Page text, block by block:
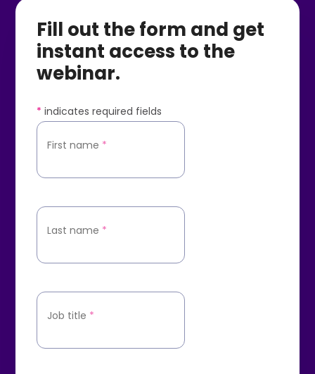
Fill out the form and get
instant access to the
webinar.
* indicates required fields
First name *
Last name *
Job title *